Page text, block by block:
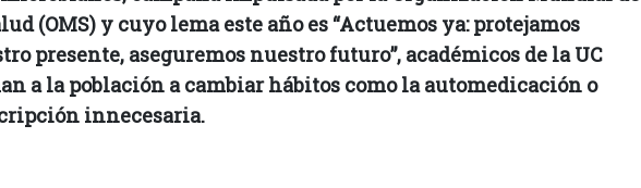
(OMS) y cuyo lema este año es “Actuemos ya: protejamos
presente, aseguremos nuestro futuro”, académicos de la UC
a la población a cambiar hábitos como la automedicación o
innecesaria.